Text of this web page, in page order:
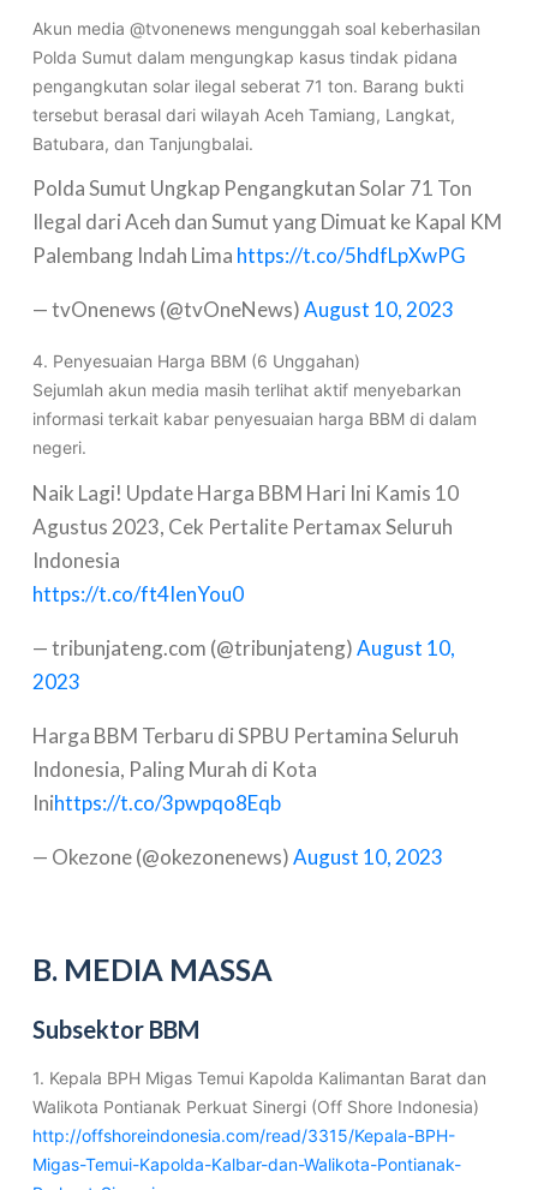
Akun media @tvonenews mengunggah soal keberhasilan
Polda Sumut dalam mengungkap kasus tindak pidana
pengangkutan solar ilegal seberat 71 ton. Barang bukti
tersebut berasal dari wilayah Aceh Tamiang, Langkat,
Batubara, dan Tanjungbalai.
Polda Sumut Ungkap Pengangkutan Solar 71 Ton
Ilegal dari Aceh dan Sumut yang Dimuat ke Kapal KM
Palembang Indah Lima https://t.co/5hdfLpXwPG
— tvOnenews (@tvOneNews)August 10, 2023
4. Penyesuaian Harga BBM (6 Unggahan)
Sejumlah akun media masih terlihat aktif menyebarkan
informasi terkait kabar penyesuaian harga BBM di dalam
negeri.
Naik Lagi! Update Harga BBM Hari Ini Kamis 10
Agustus 2023, Cek Pertalite Pertamax Seluruh
Indonesia
https://t.co/ft4IenYou0
— tribunjateng.com (@tribunjateng)August 10,
2023
Harga BBM Terbaru di SPBU Pertamina Seluruh
Indonesia, Paling Murah di Kota
Inihttps://t.co/3pwpqo8Eqb
— Okezone (@okezonenews)August 10, 2023
B. MEDIA MASSA
Subsektor BBM
1. Kepala BPH Migas Temui Kapolda Kalimantan Barat dan
Walikota Pontianak Perkuat Sinergi (Off Shore Indonesia)
http://offshoreindonesia.com/read/3315/Kepala-BPH-
Migas-Temui-Kapolda-Kalbar-dan-Walikota-Pontianak-